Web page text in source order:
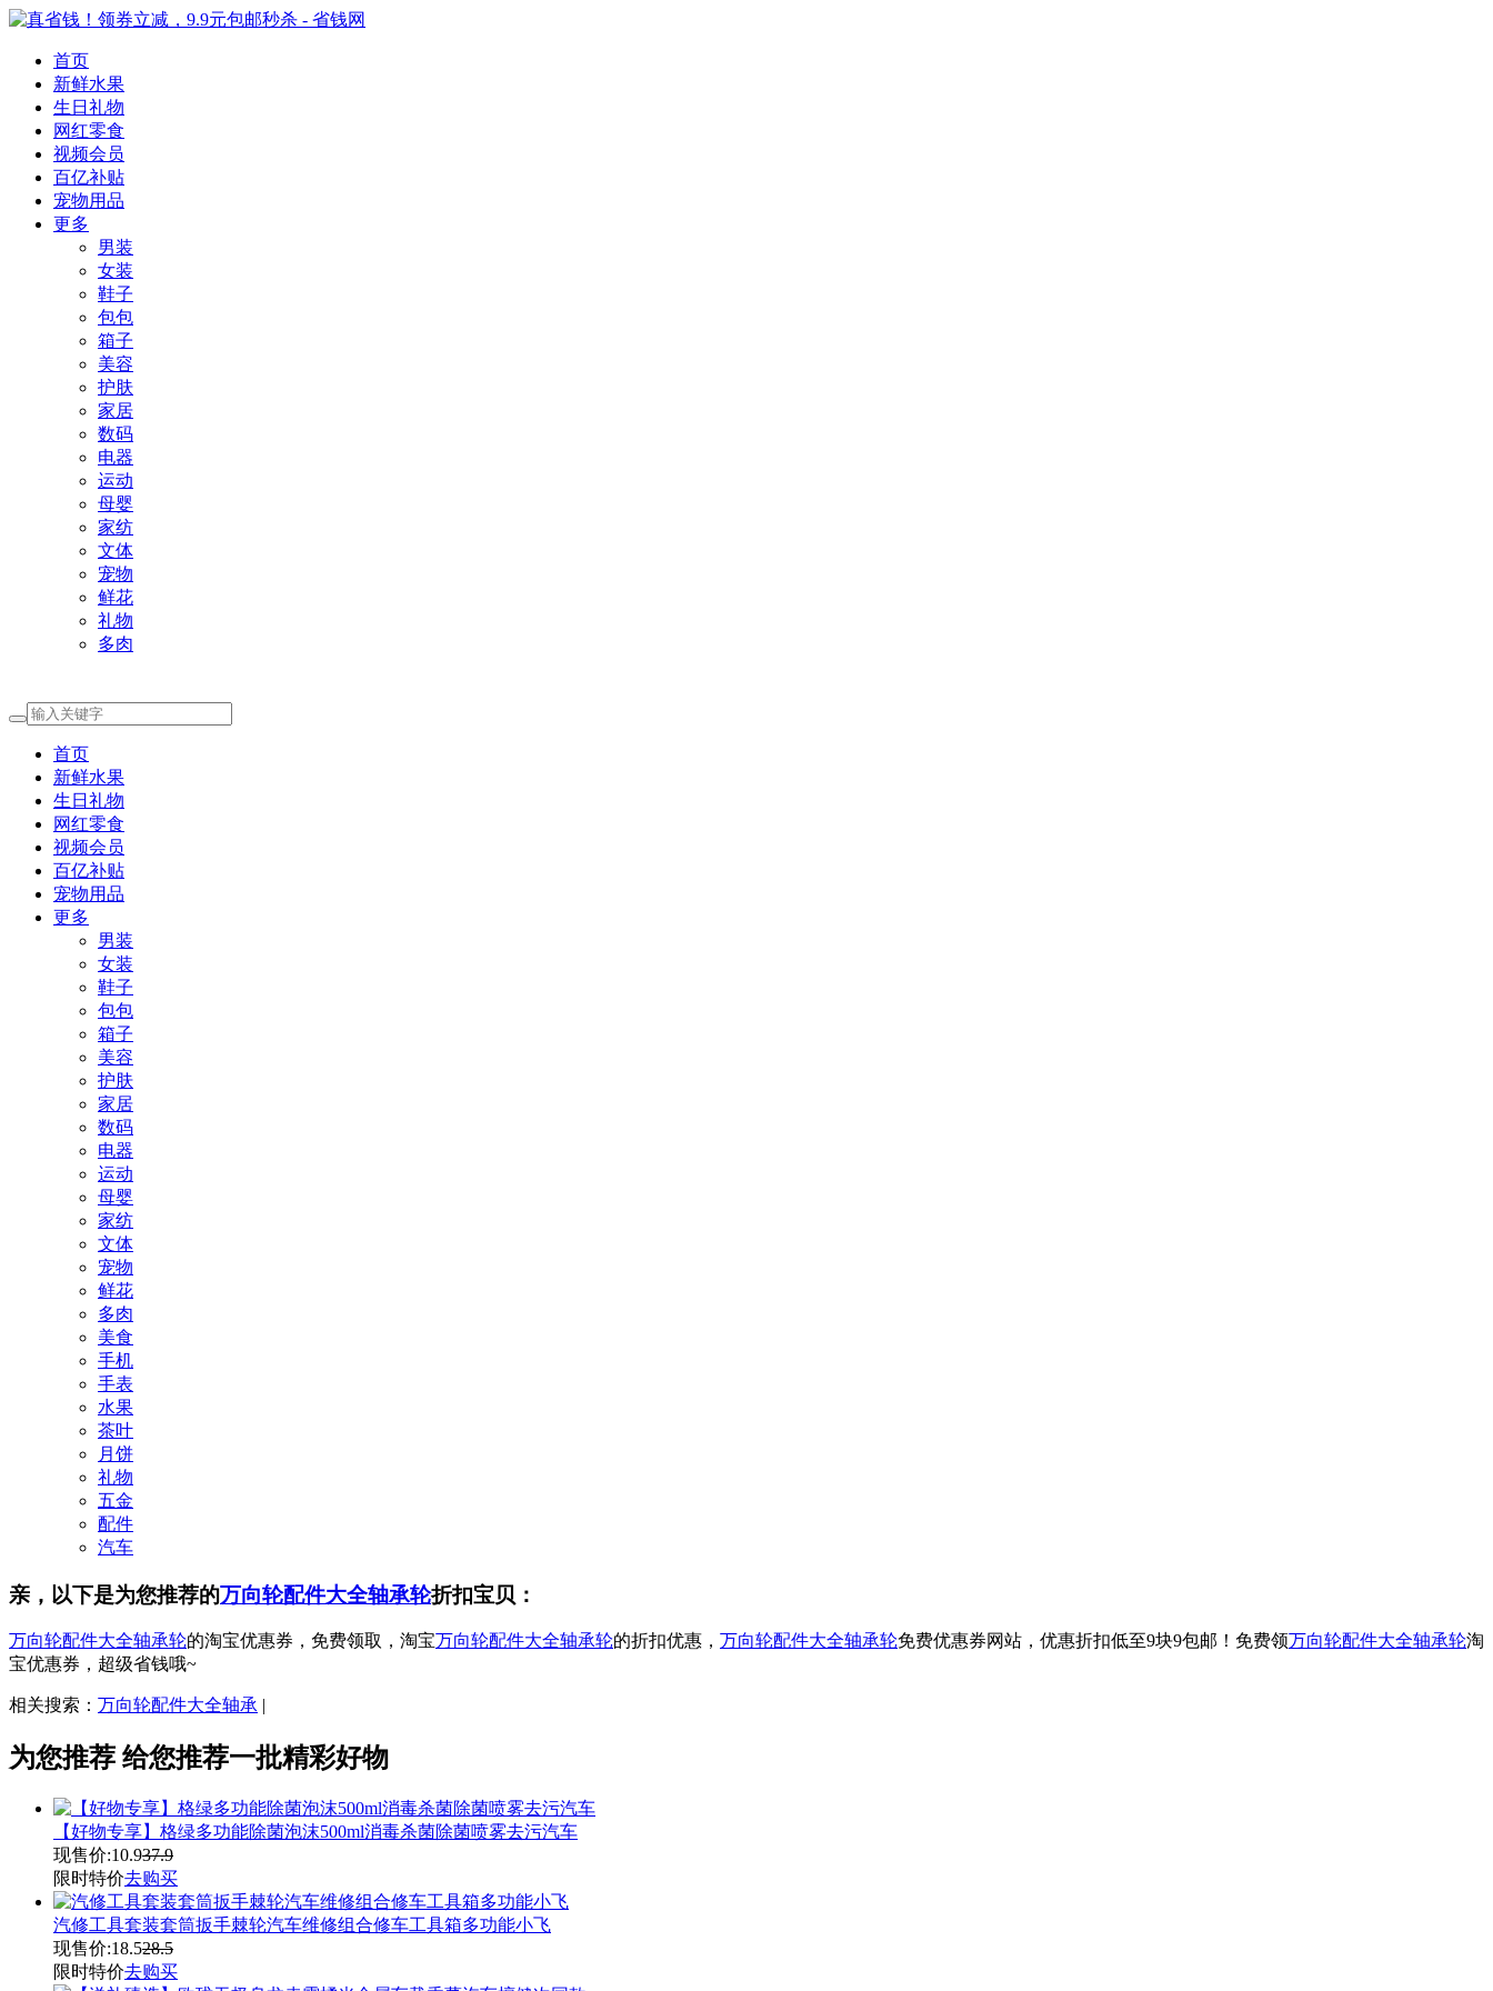
首页
新鲜水果
生日礼物
网红零食
视频会员
百亿补贴
宠物用品
更多
男装
女装
鞋子
包包
箱子
美容
护肤
家居
数码
电器
运动
母婴
家纺
文体
宠物
鲜花
礼物
多肉
首页
新鲜水果
生日礼物
网红零食
视频会员
百亿补贴
宠物用品
更多
男装
女装
鞋子
包包
箱子
美容
护肤
家居
数码
电器
运动
母婴
家纺
文体
宠物
鲜花
多肉
美食
手机
手表
水果
茶叶
月饼
礼物
五金
配件
汽车
亲，以下是为您推荐的万向轮配件大全轴承轮折扣宝贝：
万向轮配件大全轴承轮的淘宝优惠券，免费领取，淘宝万向轮配件大全轴承轮的折扣优惠， 万向轮配件大全轴承轮免费优惠券网站，优惠折扣低至9块9包邮！免费领万向轮配件大全轴承轮淘
宝优惠券，超级省钱哦~
相关搜索： 万向轮配件大全轴承 |
为您推荐 给您推荐一批精彩好物
【好物专享】格绿多功能除菌泡沫500ml消毒杀菌除菌喷雾去污汽车
现售价:10.937.9
限时特价去购买
汽修工具套装套筒扳手棘轮汽车维修组合修车工具箱多功能小飞
现售价:18.528.5
限时特价去购买